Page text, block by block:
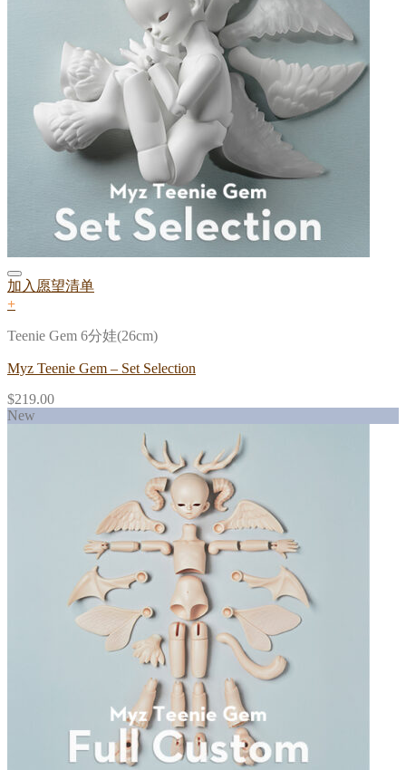
加入愿望清单
+
Teenie Gem 6分娃(26cm)
Myz Teenie Gem – Set Selection
$219.00
New